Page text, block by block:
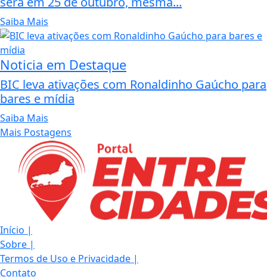
Saiba Mais
Noticia em Destaque
BIC leva ativações com Ronaldinho Gaúcho para
bares e mídia
Saiba Mais
Mais Postagens
Início |
Sobre |
Termos de Uso e Privacidade |
Contato